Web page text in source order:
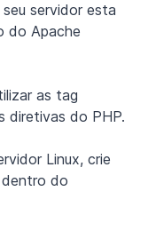
servidor esta
do Apache
as tag
diretivas do PHP.
Linux, crie
do